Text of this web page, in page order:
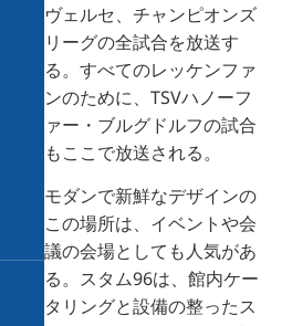
ヴェルセ、チャンピオンズ
リーグの全試合を放送す
る。すべてのレッケンファ
ンのために、TSVハノーフ
ァー・ブルグドルフの試合
もここで放送される。
モダンで新鮮なデザインの
この場所は、イベントや会
議の会場としても人気があ
る。スタム96は、館内ケー
タリングと設備の整ったス